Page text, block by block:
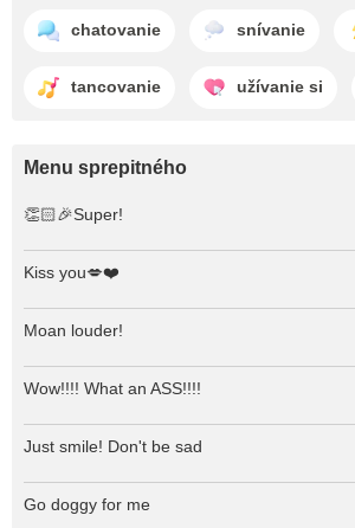
chatovanie snívanie
tancovanie užívanie si
Menu sprepitného
👏🏻🎉Super!
Kiss you💋❤️
Moan louder!
Wow!!!! What an ASS!!!!
Just smile! Don't be sad
Go doggy for me